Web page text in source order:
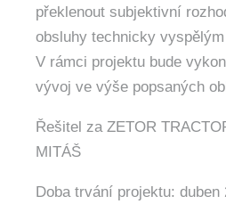
překlenout subjektivní
obsluhy technicky
V rámci projektu bude
vývoj ve výše popsaných
Řešitel za ZETOR
MITÁŠ
Doba trvání projektu: duben